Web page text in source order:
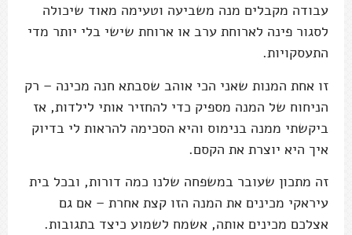
עבודה מקבלים מנה משביעה וטעימה מאוד שיכולה
לסגור פינה לארוחת ערב או ארוחת שישי בלי יותר מדי
התעסקויות.
זו אחת המנות שאני הכי אוהב שסבתא חנה מכינה – רק
הניחוח של המנה מספיק כדי להחזיר אותי לילדות, אז
ביקשתי ממנה בנימוס והיא הסכימה להראות לי בדיוק
איך היא יוצרת את הקסם.
זה מתכון שעובר במשפחה שלנו כמה דורות, ובכל בית
עיראקי מכינים את המנה הזו קצת אחרת – אם גם
אצלכם מכינים אותה, אשמח לשמוע כיצד בתגובות.